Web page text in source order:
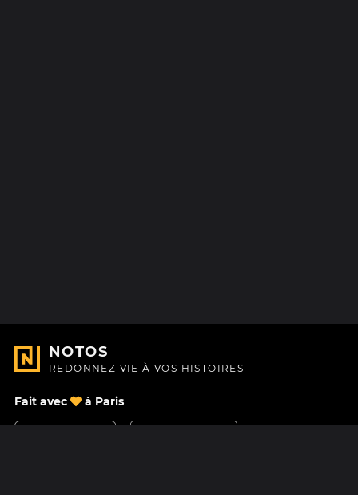
NOTOS
REDONNEZ VIE À VOS HISTOIRES
Fait avec à Paris